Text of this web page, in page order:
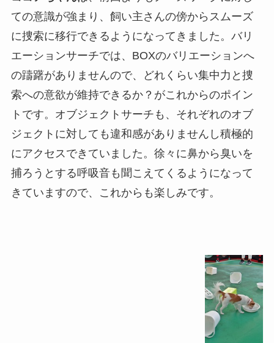
ての意識が強まり、飼い主さんの傍からスムーズ
に捜索に移行できるようになってきました。バリ
エーションサーチでは、BOXのバリエーションへ
の躊躇がありませんので、どれくらい集中力と捜
索への意欲が維持できるか？がこれからのポイン
トです。オブジェクトサーチも、それぞれのオブ
ジェクトに対しても違和感がありませんし積極的
にアクセスできていました。徐々に鼻から臭いを
捕ろうとする呼吸音も聞こえてくるようになって
きていますので、これからも楽しみです。